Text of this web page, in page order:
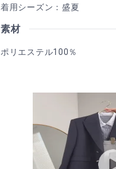
着用シーズン：盛夏
素材
ポリエステル100％